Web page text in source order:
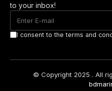
to your inbox!
I consent to the terms and
© Copyright 2025 . All